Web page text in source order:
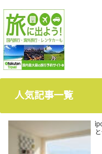
人気記事一覧